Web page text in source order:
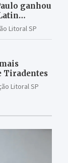
ganhou
Litoral SP
Tiradentes
Litoral SP